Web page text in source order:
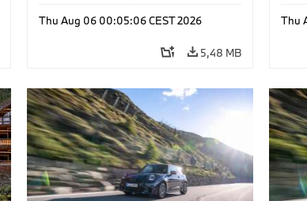
Sonderausstattungen, Zubehör
Thu Aug 06 00:05:06 CEST 2026
5,48 MB
Thu